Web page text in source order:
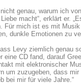
genau, warum ich
Liebe macht“, erklärt er.
Für mich ist es mit
dunkle Emotionen zu
Levy ziemlich genau
eine CD fand, darauf
mit elektronischer
um zuzugeben, dass
bei mir für viele Jahre.“